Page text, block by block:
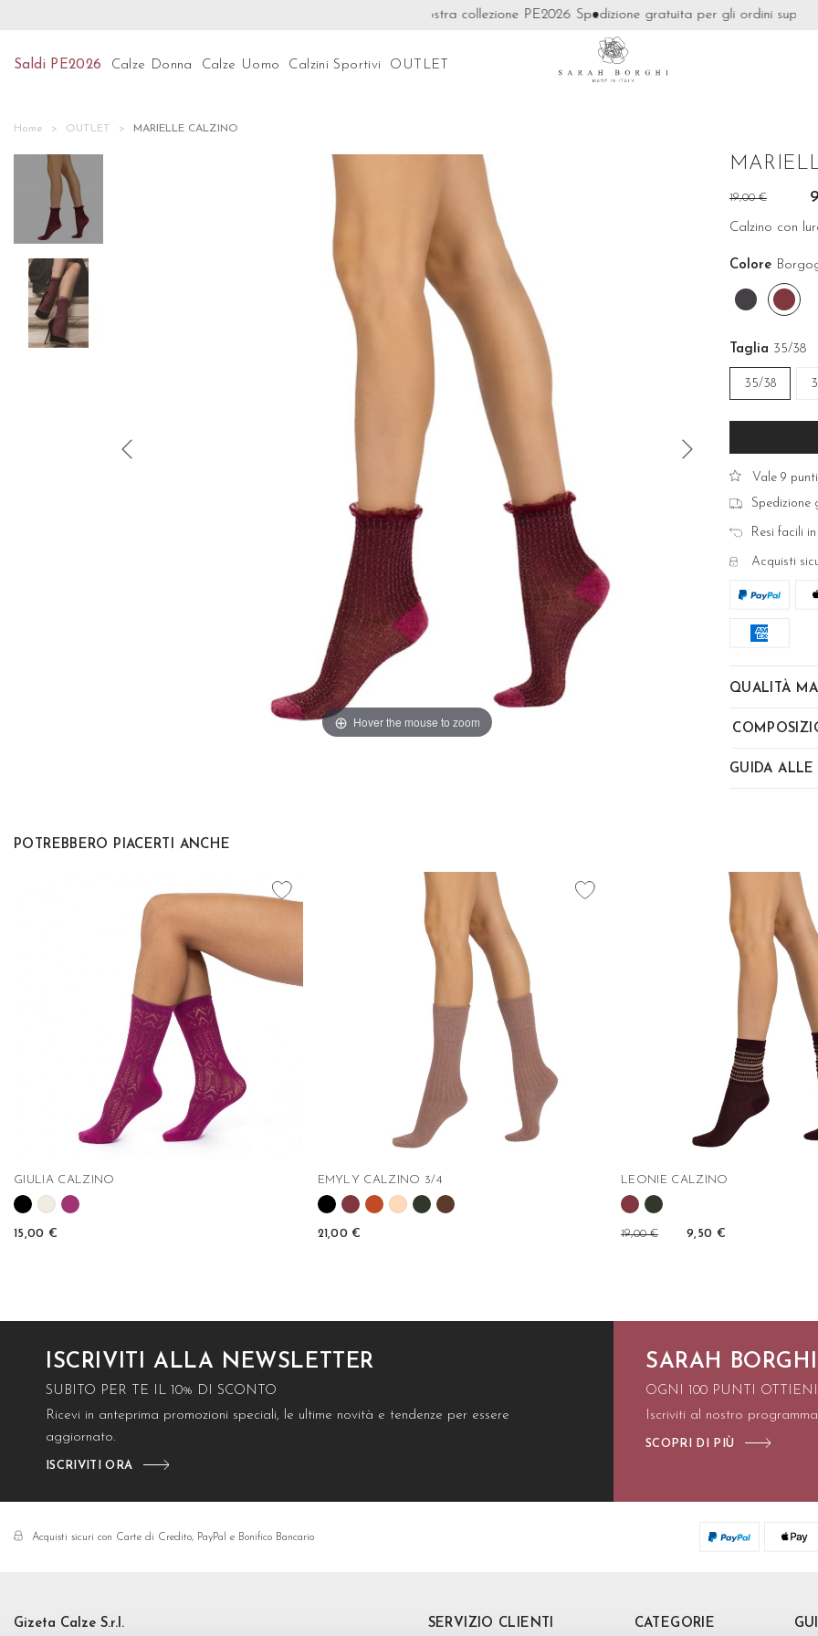
Preparati per le ultime tendenze! Scopri subito la nostra collezione PE2026 Spedizione gratuita per gli ordini superiori a
Saldi PE2026 Calze Donna Calze Uomo Calzini Sportivi OUTLET
Home OUTLET MARIELLE CALZINO
Hover the mouse to zoom
19,00 €
Calzino con
Colore
Grafite
Taglia 35/38
35/38
Vale 9
Spedizione
Resi facili
Acquisti
QUALITÀ
GUIDA ALLE
POTREBBERO PIACERTI ANCHE
GIULIA CALZINO
15,00 €
favorite_border
EMYLY CALZINO 3/4
21,00 €
favorite_border
LEONIE CALZINO
19,00 € 9,50 €
ISCRIVITI ALLA NEWSLETTER
SUBITO PER TE IL 10% DI SCONTO
Ricevi in anteprima promozioni speciali, le ultime novità e tendenze per essere
aggiornato.
ISCRIVITI ORA
SARAH
OGNI 100 PUNTI
Iscriviti al nostro
SCOPRI DI PIÙ
Acquisti sicuri con Carte di Credito, PayPal e Bonifico Bancario
Gizeta Calze S.r.l. SERVIZIO CLIENTI CATEGORIE